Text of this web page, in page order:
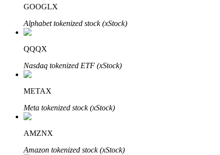
Pelajari Staking
Pelajari tentang mendapatkan penghasilan pasif
GOOGLX
Alphabet tokenized stock (xStock)
QQQX
Nasdaq tokenized ETF (xStock)
METAX
Meta tokenized stock (xStock)
AMZNX
Amazon tokenized stock (xStock)